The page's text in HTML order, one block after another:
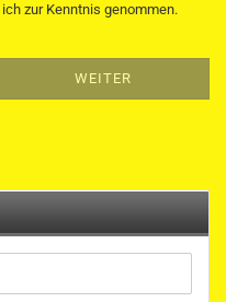
ich zur Kenntnis genommen.
WEITER